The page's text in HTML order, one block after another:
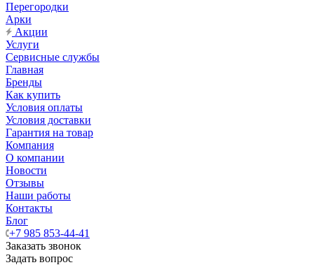
Перегородки
Арки
Акции
Услуги
Сервисные службы
Главная
Бренды
Как купить
Условия оплаты
Условия доставки
Гарантия на товар
Компания
О компании
Новости
Отзывы
Наши работы
Контакты
Блог
+7 985 853-44-41
Заказать звонок
Задать вопрос